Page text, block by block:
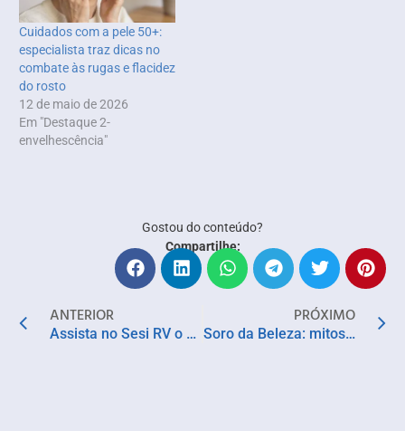
Cuidados com a pele 50+:
especialista traz dicas no
combate às rugas e flacidez
do rosto
12 de maio de 2026
Em "Destaque 2-
envelhescência"
Gostou do conteúdo?
Compartilhe:
ANTERIOR
Assista no Sesi RV o espetáculo “Vou Te Contar”, com Marcelo Praddo
PRÓXIMO
Soro da Beleza: mitos e verdades sobre o tratamento